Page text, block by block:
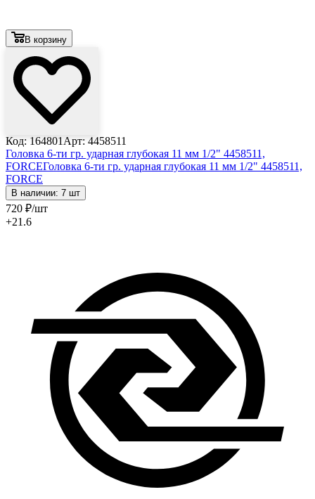
В корзину
Код: 164801 Арт: 4458511
Головка 6-ти гр. ударная глубокая 11 мм 1/2" 4458511,
FORCEГоловка 6-ти гр. ударная глубокая 11 мм 1/2" 4458511,
FORCE
В наличии: 7 шт
720 ₽/шт
+21.6